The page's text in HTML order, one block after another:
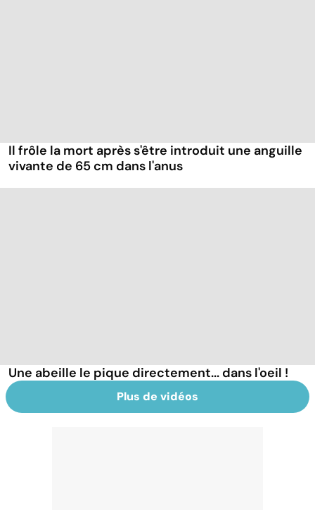
Il frôle la mort après s'être introduit une anguille
vivante de 65 cm dans l'anus
Une abeille le pique directement... dans l'oeil !
Plus de vidéos